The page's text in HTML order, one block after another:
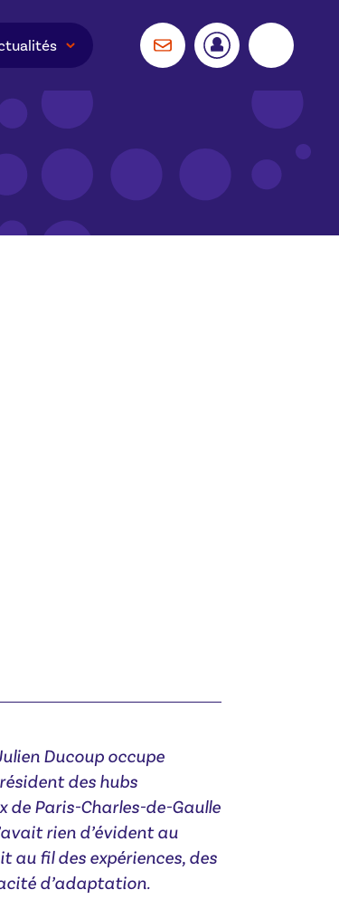
Ducoup occupe
des hubs
de Paris-Charles-de-Gaulle
rien d’évident au
au fil des expériences, des
d’adaptation.